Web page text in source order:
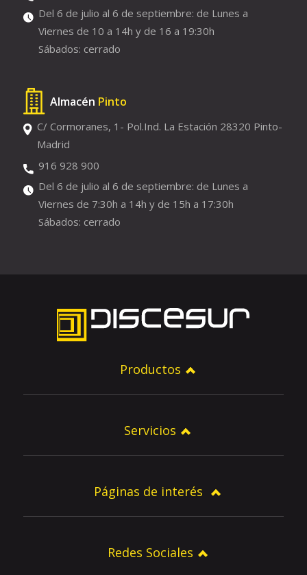
Del 6 de julio al 6 de septiembre: de Lunes a
Viernes de 10 a 14h y de 16 a 19:30h
Sábados: cerrado
Almacén Pinto
C/ Cormoranes, 1- Pol.Ind. La Estación 28320 Pinto-
Madrid
916 928 900
Del 6 de julio al 6 de septiembre: de Lunes a
Viernes de 7:30h a 14h y de 15h a 17:30h
Sábados: cerrado
Productos
Servicios
Páginas de interés
Redes Sociales